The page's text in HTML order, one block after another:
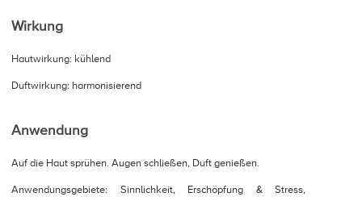
Wirkung
Hautwirkung: kühlend
Duftwirkung: harmonisierend
Anwendung
Auf die Haut sprühen. Augen schließen, Duft genießen.
Anwendungsgebiete: Sinnlichkeit, Erschöpfung & Stress,